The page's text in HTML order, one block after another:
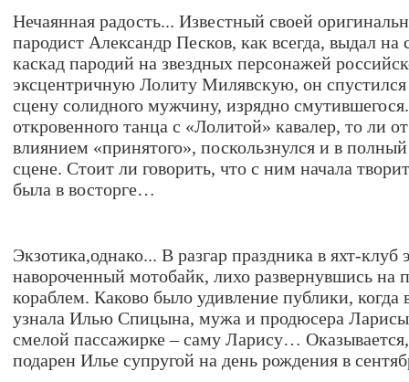
Нечаянная радость... Известный своей
пародист Александр Песков, как всегда, выдал
каскад пародий на звездных персонажей
эксцентричную Лолиту Милявскую, он
сцену солидного мужчину, изрядно
откровенного танца с «Лолитой» кавалер, то ли
влиянием «принятого», поскользнулся и в
сцене. Стоит ли говорить, что с ним начала
была в восторге…
Экзотика,однако... В разгар праздника в яхт-клуб
навороченный мотобайк, лихо развернувшись на
кораблем. Каково было удивление публики, когда
узнала Илью Спицына, мужа и продюсера
смелой пассажирке – саму Ларису…
подарен Илье супругой на день рождения в